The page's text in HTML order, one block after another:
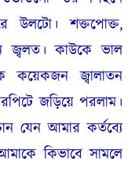
উলটো। শক্তপোক্ত,
জ্বলত। কাউকে ভাল
কয়েকজন জ্বালাতন
জড়িয়ে পরলাম।
যেন আমার কর্তব্যে
কিভাবে সামলে